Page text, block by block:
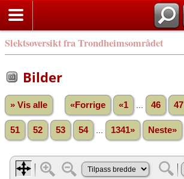
Slektsoversikt fra Trondheimsområdet
Bilder
» Vis alle «Forrige «1 46 47
51 52 53 54 1341» Neste»